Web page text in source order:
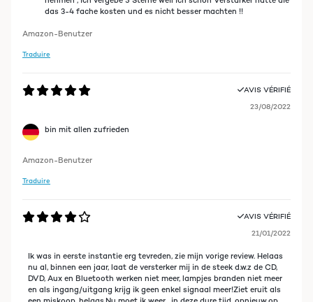
das 3-4 fache kosten und es nicht besser machten !!
Amazon-Benutzer
Traduire
AVIS VÉRIFIÉ
23/08/2022
bin mit allen zufrieden
Amazon-Benutzer
Traduire
AVIS VÉRIFIÉ
21/01/2022
Ik was in eerste instantie erg tevreden, zie mijn vorige review. Helaas
nu al, binnen een jaar, laat de versterker mij in de steek d.w.z de CD,
DVD, Aux en Bluetooth werken niet meer, lampjes branden niet meer
en als ingang/uitgang krijg ik geen enkel signaal meer!Ziet eruit als